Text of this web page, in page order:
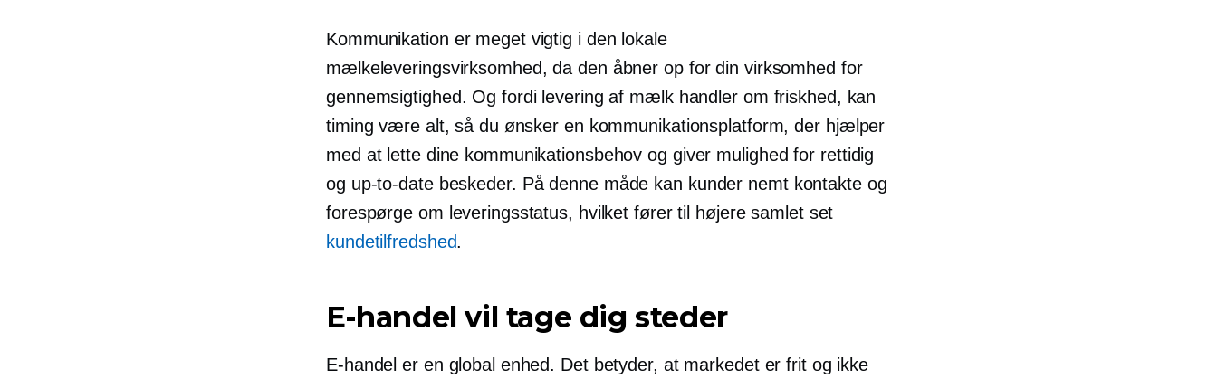
Kommunikation er meget vigtig i den lokale
mælkeleveringsvirksomhed, da den åbner op for din virksomhed for
gennemsigtighed. Og fordi levering af mælk handler om friskhed, kan
timing være alt, så du ønsker en kommunikationsplatform, der hjælper
med at lette dine kommunikationsbehov og giver mulighed for rettidig
og up-to-datebeskeder. På denne måde kan kunder nemt kontakte og
forespørge om leveringsstatus, hvilket fører til højere samlet set
kundetilfredshed.
E-handel vil tage dig steder
E-handel er en global enhed. Det betyder, at markedet er frit og ikke